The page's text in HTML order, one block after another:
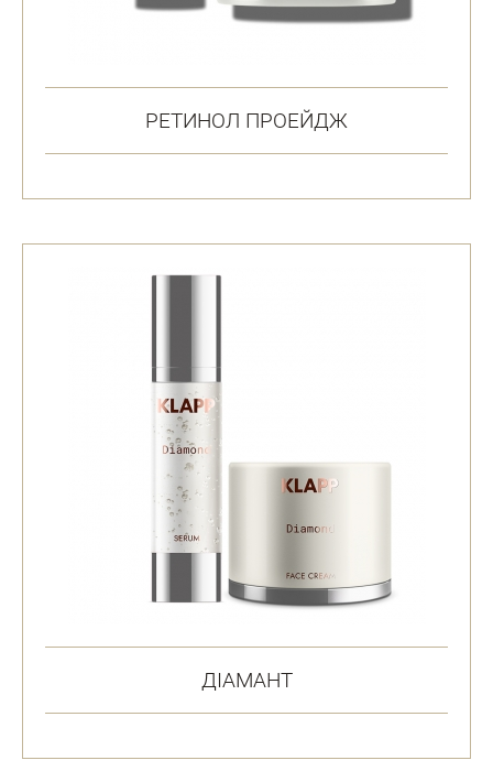
РЕТИНОЛ ПРОЕЙДЖ
ДІАМАНТ